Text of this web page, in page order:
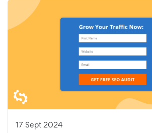
17 Sept 2024